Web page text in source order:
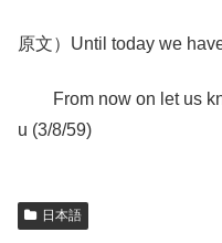
原文）Until today we
From now on let us
u (3/8/59)
日本語